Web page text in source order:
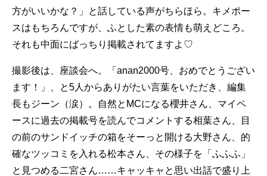
方がいいかな？」と話している声がちらほら。キメポー
スはもちろんですが、ふとした素の表情も萌えどころ。
それも中面にばっちり掲載されてますよ♡
撮影後は、座談会へ。「anan2000号、おめでとうござい
ます！」、と5人からありがたい言葉をいただき、編集
長もジーン（涙）。自然とMCになる櫻井さん、マイペ
ースに過去の掲載号を読んでコメントする相葉さん、目
の前のサンドイッチの箱をそーっと開ける大野さん、的
確なツッコミを入れる松本さん、その様子を「ふふふ」
と見つめる二宮さん……キャッキャと思い出話で盛り上